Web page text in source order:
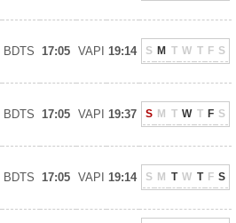
BDTS 17:05 VAPI 19:14 S M T W T F S
BDTS 17:05 VAPI 19:37 S M T W T F S
BDTS 17:05 VAPI 19:14 S M T W T F S